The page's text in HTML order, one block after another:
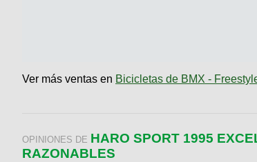
Ver más ventas en Bicicletas de BMX -
OPINIONES DE HARO SPORT 1995
RAZONABLES